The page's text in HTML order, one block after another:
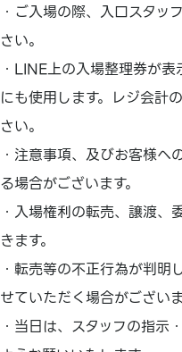
・ご入場の際、入口スタッ
さい。
・LINE上の入場整理券が
にも使用します。レジ会計
さい。
・注意事項、及びお客様へ
る場合がございます。
・入場権利の転売、譲渡、
きます。
・転売等の不正行為が判明
せていただく場合がございま
・当日は、スタッフの指示